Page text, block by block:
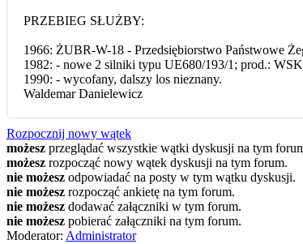
PRZEBIEG SŁUŻBY:
1966: ŻUBR-W-18 - Przedsiębiorstwo Państwowe
1982: - nowe 2 silniki typu UE680/193/1; prod.:
1990: - wycofany, dalszy los nieznany.
Waldemar Danielewicz
Rozpocznij nowy wątek
możesz przeglądać wszystkie wątki dyskusji na tym
możesz rozpocząć nowy wątek dyskusji na tym forum.
nie możesz odpowiadać na posty w tym wątku dyskusji.
nie możesz rozpocząć ankietę na tym forum.
nie możesz dodawać załączniki w tym forum.
nie możesz pobierać załączniki na tym forum.
Moderator: Administrator